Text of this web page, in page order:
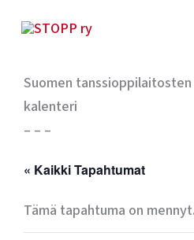
sisältöön
Suomen
kalenteri
– – –
« Kaikki Tapahtumat
Tämä tapahtuma on mennyt.